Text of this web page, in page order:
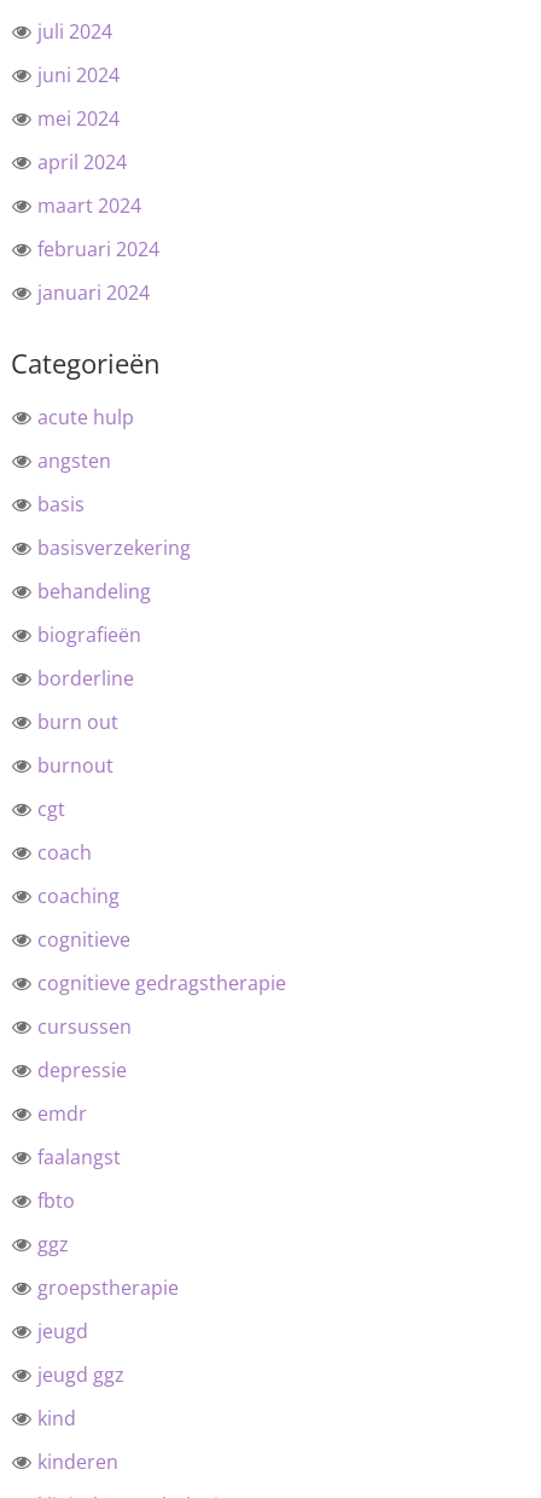
juli 2024
juni 2024
mei 2024
april 2024
maart 2024
februari 2024
januari 2024
Categorieën
acute hulp
angsten
basis
basisverzekering
behandeling
biografieën
borderline
burn out
burnout
cgt
coach
coaching
cognitieve
cognitieve gedragstherapie
cursussen
depressie
emdr
faalangst
fbto
ggz
groepstherapie
jeugd
jeugd ggz
kind
kinderen